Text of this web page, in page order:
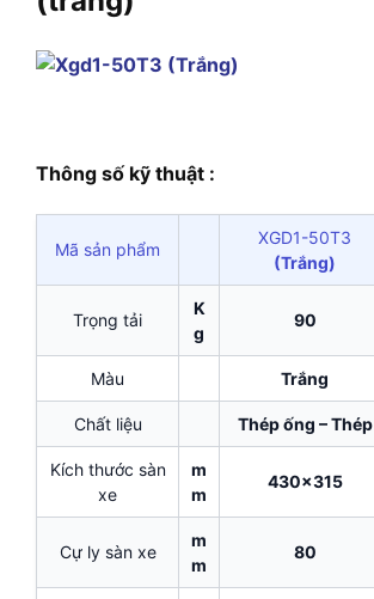
Thông số kỹ thuật :
Mã sản phẩm
XGD1-50T3
(Trắng)
Trọng tải
K
g
90
Màu Trắng
Chất liệu Thép ống – Thép
Kích thước sàn
xe
m
m
430×315
Cự ly sàn xe
m
m
80